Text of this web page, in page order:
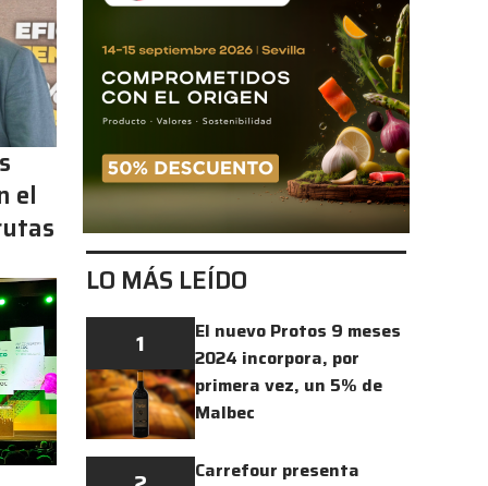
el
LO MÁS LEÍDO
1
El nuevo Protos 9 meses
2024 incorpora, por
primera vez, un 5% de
Malbec
Carrefour presenta